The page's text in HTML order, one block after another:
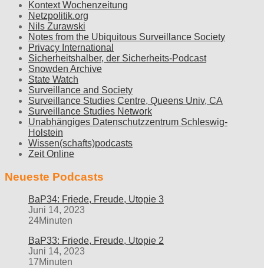
Kontext Wochenzeitung
Netzpolitik.org
Nils Zurawski
Notes from the Ubiquitous Surveillance Society
Privacy International
Sicherheitshalber, der Sicherheits-Podcast
Snowden Archive
State Watch
Surveillance and Society
Surveillance Studies Centre, Queens Univ, CA
Surveillance Studies Network
Unabhängiges Datenschutzzentrum Schleswig-
Holstein
Wissen(schafts)podcasts
Zeit Online
Neueste Podcasts
BaP34: Friede, Freude, Utopie 3
Juni 14, 2023
24Minuten
BaP33: Friede, Freude, Utopie 2
Juni 14, 2023
17Minuten